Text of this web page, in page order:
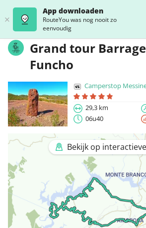
App downloaden
RouteYou was nog nooit zo
eenvoudig
Grand tour
Funcho
Camperstop
29,3 km
06u40
Bekijk op